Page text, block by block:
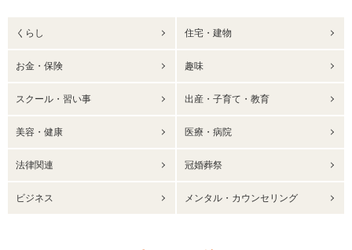
くらし 住宅・建物
お金・保険 趣味
スクール・習い事 出産・子育て・教育
美容・健康 医療・病院
法律関連 冠婚葬祭
ビジネス メンタル・カウンセリング